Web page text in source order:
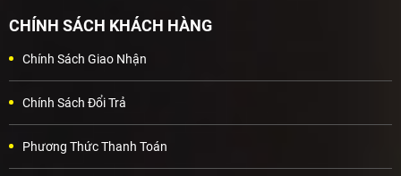
CHÍNH SÁCH KHÁCH HÀNG
Chính Sách Giao Nhận
Chính Sách Đổi Trả
Phương Thức Thanh Toán